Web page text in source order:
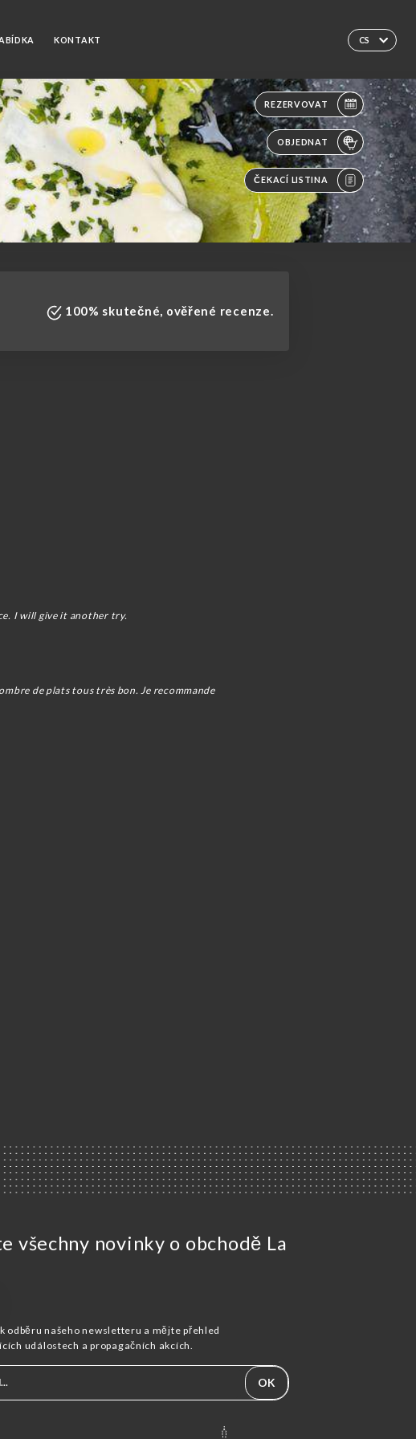
CS
KONTAKT
REZERVOVAT
OBJEDNAT
ČEKACÍ LISTINA
100% skutečné, ověřené recenze.
I will give it another try.
de plats tous très bon. Je recommande
všechny novinky o obchodě La
odběru našeho newsletteru a mějte přehled
událostech a propagačních akcích.
OK